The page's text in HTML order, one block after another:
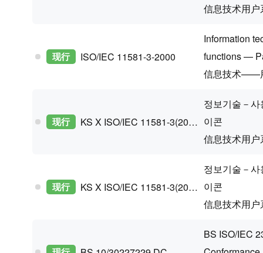
信息技术用
现行 ISO/IEC 11581-3-2000
Information
functions —
信息技术——
现行 KS X ISO/IEC 11581-3(2021 Confirm)
정보기술－
이콘
信息技术用
现行 KS X ISO/IEC 11581-3(2021 Confirm)
정보기술－
이콘
信息技术用
BS ISO/IEC